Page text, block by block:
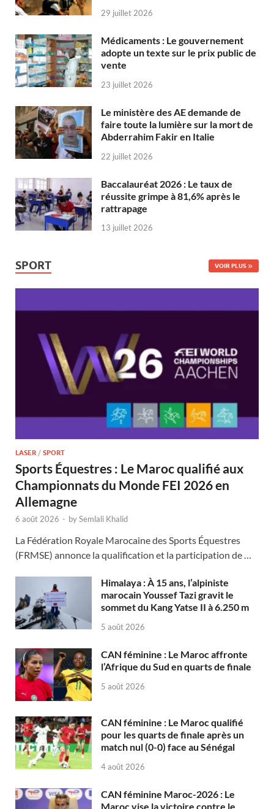
29 juillet 2026
Médicaments : Le gouvernement
adopte un texte sur le prix public de
vente
23 juillet 2026
Le ministère des AE demande de
faire toute la lumière sur la mort de
Abderrahim Fakir en Italie
22 juillet 2026
Baccalauréat 2026 : Le taux de
réussite grimpe à 81,6% après le
rattrapage
13 juillet 2026
SPORT VOIR PLUS
LASER / SPORT
Sports Équestres : Le Maroc qualifié aux
Championnats du Monde FEI 2026 en
Allemagne
6 août 2026 - bySemlali Khalid
La Fédération Royale Marocaine des Sports Équestres
(FRMSE) annonce la qualification et la participation de …
Himalaya : À 15 ans, l’alpiniste
marocain Youssef Tazi gravit le
sommet du Kang Yatse II à 6.250 m
5 août 2026
CAN féminine : Le Maroc affronte
l’Afrique du Sud en quarts de finale
5 août 2026
CAN féminine : Le Maroc qualifié
pour les quarts de finale après un
match nul (0-0) face au Sénégal
4 août 2026
CAN féminine Maroc-2026 : Le
Maroc vise la victoire contre le